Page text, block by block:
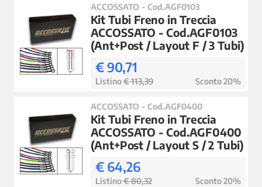
ACCOSSATO - Cod.AGF0103
Kit Tubi Freno in Treccia
ACCOSSATO - Cod.AGF0103
(Ant+Post / Layout F / 3 Tubi)
€ 90,71
Listino€ 113,39 Sconto 20%
ACCOSSATO - Cod.AGF0400
Kit Tubi Freno in Treccia
ACCOSSATO - Cod.AGF0400
(Ant+Post / Layout S / 2 Tubi)
€ 64,26
Listino€ 80,32 Sconto 20%